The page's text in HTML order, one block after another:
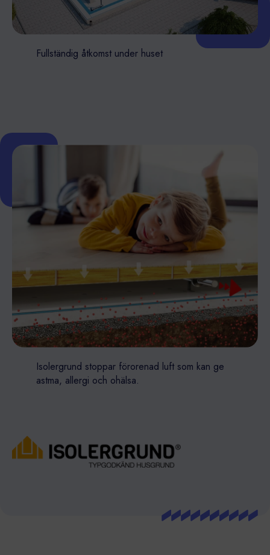
Fullständig åtkomst under huset
Isolergrund stoppar förorenad luft som kan ge
astma, allergi och ohälsa.